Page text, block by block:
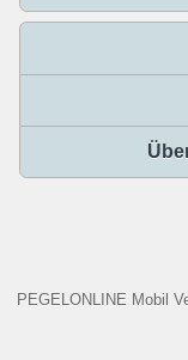
PEGELONLINE Mobil